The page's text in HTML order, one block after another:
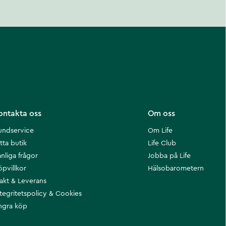
Om oss
Om Life
Life Club
Jobba på Life
Hälsobarometern
oss
butik
frågor
& Leverans
& Cookies
köp